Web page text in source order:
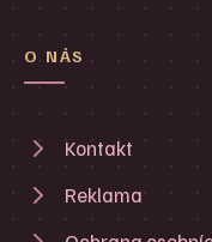
O NÁS
Kontakt
Reklama